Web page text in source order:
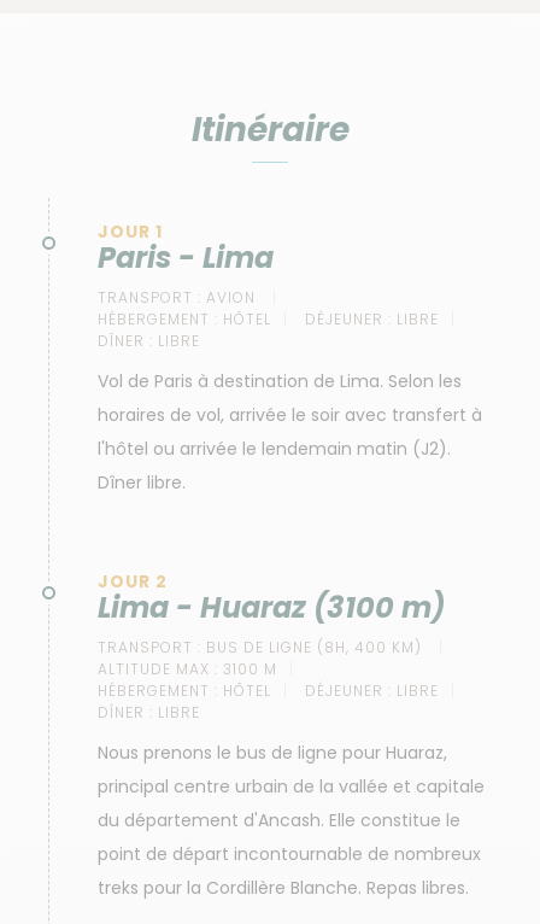
Itinéraire
JOUR 1
Paris - Lima
TRANSPORT : AVION
HÉBERGEMENT : HÔTEL DÉJEUNER : LIBRE
DÎNER : LIBRE
Vol de Paris à destination de Lima. Selon les
horaires de vol, arrivée le soir avec transfert à
l'hôtel ou arrivée le lendemain matin (J2).
Dîner libre.
JOUR 2
Lima - Huaraz (3100 m)
TRANSPORT : BUS DE LIGNE (8H, 400 KM)
ALTITUDE MAX : 3100 M
HÉBERGEMENT : HÔTEL DÉJEUNER : LIBRE
DÎNER : LIBRE
Nous prenons le bus de ligne pour Huaraz,
principal centre urbain de la vallée et capitale
du département d'Ancash. Elle constitue le
point de départ incontournable de nombreux
treks pour la Cordillère Blanche. Repas libres.